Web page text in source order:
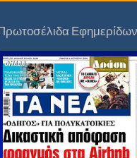
Εφημερίδων